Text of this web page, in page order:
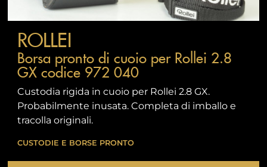
ROLLEI
Borsa pronto di cuoio per Rollei 2.8
GX codice 972 040
Custodia rigida in cuoio per Rollei 2.8 GX.
Probabilmente inusata. Completa di imballo e
tracolla originali.
CUSTODIE E BORSE PRONTO